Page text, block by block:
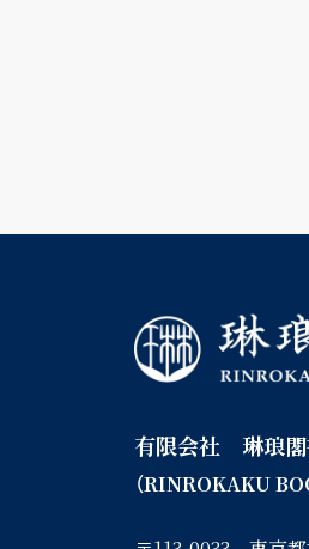
有限会社 琳琅閣
（RINROKAKU